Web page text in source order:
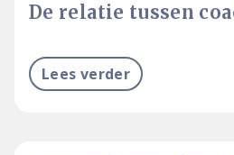
De relatie tussen
Lees verder